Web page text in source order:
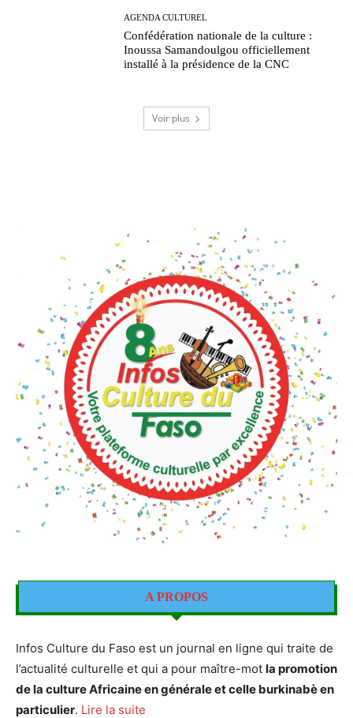
AGENDA CULTUREL
Confédération nationale de la culture :
Inoussa Samandoulgou officiellement
installé à la présidence de la CNC
Voir plus
A PROPOS
Infos Culture du Faso est un journal en ligne qui traite de
l’actualité culturelle et qui a pour maître-mot la promotion
de la culture Africaine en générale et celle burkinabè en
particulier. Lire la suite